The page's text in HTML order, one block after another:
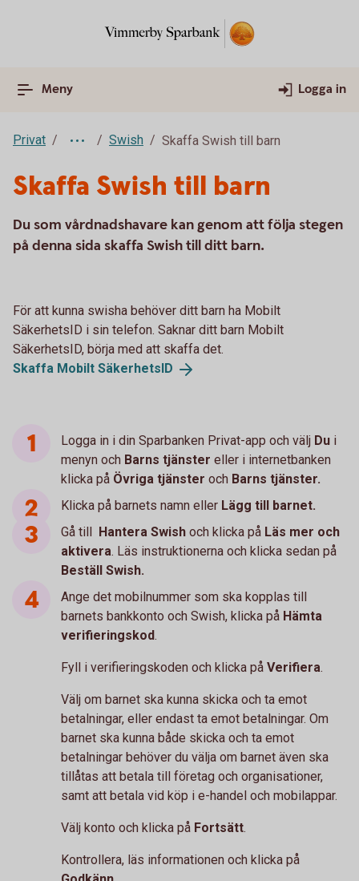
Meny Logga in
Privat Swish Skaffa Swish till barn
Skaffa Swish till barn
Du som vårdnadshavare kan genom att följa stegen
på denna sida skaffa Swish till ditt barn.
För att kunna swisha behöver ditt barn ha Mobilt
SäkerhetsID i sin telefon. Saknar ditt barn Mobilt
SäkerhetsID, börja med att skaffa det.
Skaffa Mobilt SäkerhetsID
Logga in i din Sparbanken Privat-app och välj Du i
menyn och Barns tjänster eller i internetbanken
klicka på Övriga tjänster och Barns tjänster.
Klicka på barnets namn eller Lägg till barnet.
Gå till Hantera Swish och klicka på Läs mer och
aktivera. Läs instruktionerna och klicka sedan på
Beställ Swish.
Ange det mobilnummer som ska kopplas till
barnets bankkonto och Swish, klicka på Hämta
verifieringskod.
Fyll i verifieringskoden och klicka på Verifiera.
Välj om barnet ska kunna skicka och ta emot
betalningar, eller endast ta emot betalningar. Om
barnet ska kunna både skicka och ta emot
betalningar behöver du välja om barnet även ska
tillåtas att betala till företag och organisationer,
samt att betala vid köp i e-handel och mobilappar.
Välj konto och klicka på Fortsätt.
Kontrollera, läs informationen och klicka på